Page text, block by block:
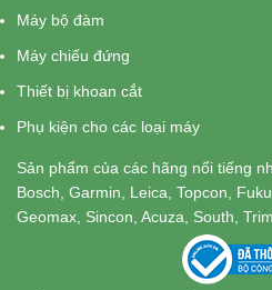
Máy bộ đàm
Máy chiếu đứng
Thiết bị khoan cắt
Phụ kiện cho các loại máy
Sản phẩm của các hãng nổi tiếng
Bosch, Garmin, Leica, Topcon,
Geomax, Sincon, Acuza, South,